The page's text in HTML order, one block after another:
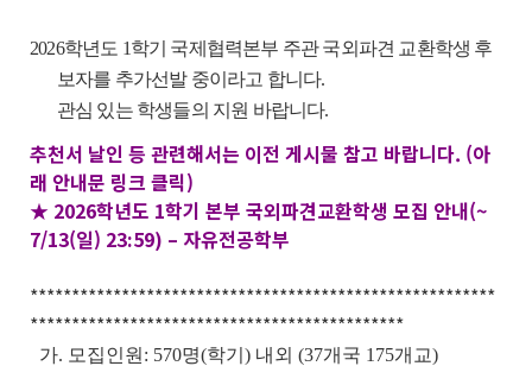
2026학년도 1학기 국제협력본부 주관 국외파견 교환학생 후
보자를 추가선발 중이라고 합니다.
관심 있는 학생들의 지원 바랍니다.
추천서 날인 등 관련해서는 이전 게시물 참고 바랍니다. (아
래 안내문 링크 클릭)
★ 2026학년도 1학기 본부 국외파견교환학생 모집 안내(~
7/13(일) 23:59) – 자유전공학부
********************************************************
*********************************************
가. 모집인원: 570명(학기) 내외 (37개국 175개교)